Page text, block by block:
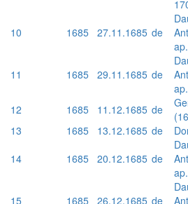
10 1685 27.11.1685 de
11 1685 29.11.1685 de
12 1685 11.12.1685 de
13
1685 13.12.1685 de
14
1685 20.12.1685 de
15 1685 26.12.1685 de